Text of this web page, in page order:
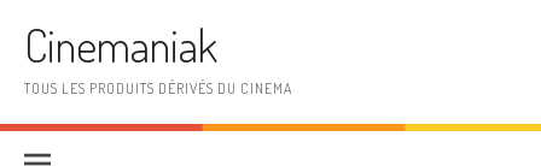
Cinemaniak
TOUS LES PRODUITS DÉRIVÉS DU CINEMA